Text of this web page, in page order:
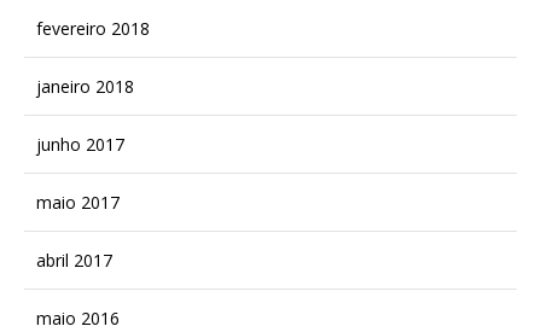
fevereiro 2018
janeiro 2018
junho 2017
maio 2017
abril 2017
maio 2016